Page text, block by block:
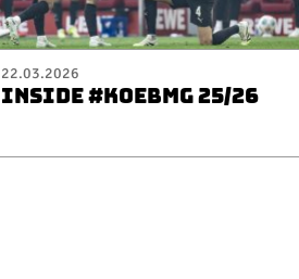
22.03.2026
INSIDE #KOEBMG 25/26